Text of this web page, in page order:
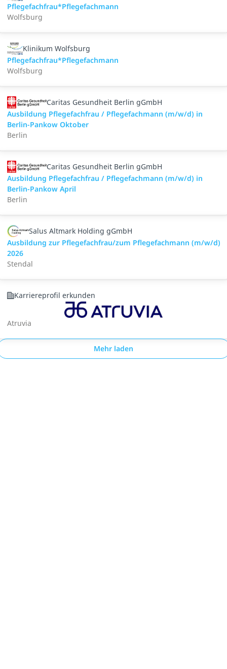
Pflegefachfrau*Pflegefachmann
Wolfsburg
Klinikum Wolfsburg
Pflegefachfrau*Pflegefachmann
Wolfsburg
Caritas Gesundheit Berlin gGmbH
Ausbildung Pflegefachfrau / Pflegefachmann (m/w/d) in
Berlin-Pankow Oktober
Berlin
Caritas Gesundheit Berlin gGmbH
Ausbildung Pflegefachfrau / Pflegefachmann (m/w/d) in
Berlin-Pankow April
Berlin
Salus Altmark Holding gGmbH
Ausbildung zur Pflegefachfrau/zum Pflegefachmann (m/w/d)
2026
Stendal
Karriereprofil erkunden
Atruvia
Mehr laden